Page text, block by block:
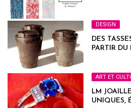
DESIGN
DES
PARTIR DU
ART ET
LM
UNIQUES,